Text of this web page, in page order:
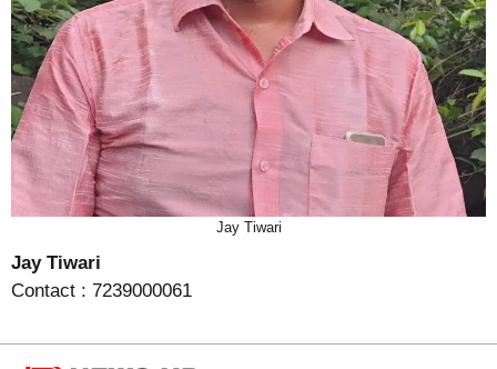
Jay Tiwari
Jay Tiwari
Contact : 7239000061